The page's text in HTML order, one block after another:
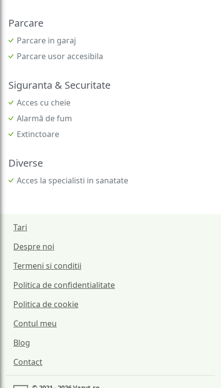
Parcare
Parcare in garaj
Parcare usor accesibila
Siguranta & Securitate
Acces cu cheie
Alarmă de fum
Extinctoare
Diverse
Acces la specialisti in sanatate
Tari
Despre noi
Termeni si conditii
Politica de confidentialitate
Politica de cookie
Contul meu
Blog
Contact